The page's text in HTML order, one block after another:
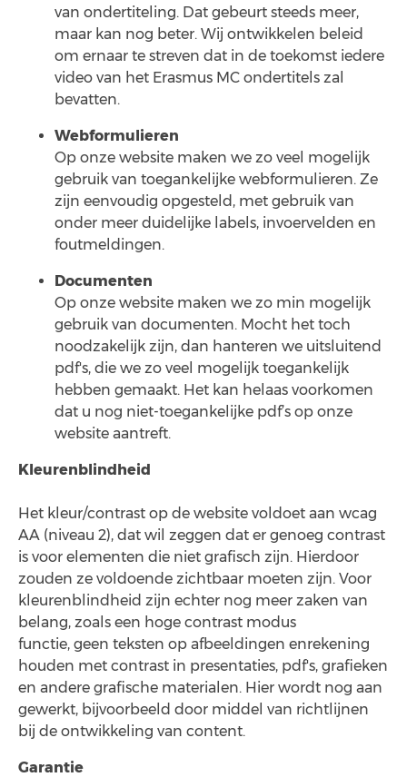
van ondertiteling. Dat gebeurt steeds meer,
maar kan nog beter. Wij ontwikkelen beleid
om ernaar te streven dat in de toekomst iedere
video van het Erasmus MC ondertitels zal
bevatten.
Webformulieren
Op onze website maken we zo veel mogelijk
gebruik van toegankelijke webformulieren. Ze
zijn eenvoudig opgesteld, met gebruik van
onder meer duidelijke labels, invoervelden en
foutmeldingen.
Documenten
Op onze website maken we zo min mogelijk
gebruik van documenten. Mocht het toch
noodzakelijk zijn, dan hanteren we uitsluitend
pdf's, die we zo veel mogelijk toegankelijk
hebben gemaakt. Het kan helaas voorkomen
dat u nog niet-toegankelijke pdf’s op onze
website aantreft.
Kleurenblindheid
Het kleur/contrast op de website voldoet aan wcag
AA (niveau 2), dat wil zeggen dat er genoeg contrast
is voor elementen die niet grafisch zijn. Hierdoor
zouden ze voldoende zichtbaar moeten zijn. Voor
kleurenblindheid zijn echter nog meer zaken van
belang, zoals een hoge contrast modus
functie, geen teksten op afbeeldingen enrekening
houden met contrast in presentaties, pdf's, grafieken
en andere grafische materialen. Hier wordt nog aan
gewerkt, bijvoorbeeld door middel van richtlijnen
bij de ontwikkeling van content.
Garantie